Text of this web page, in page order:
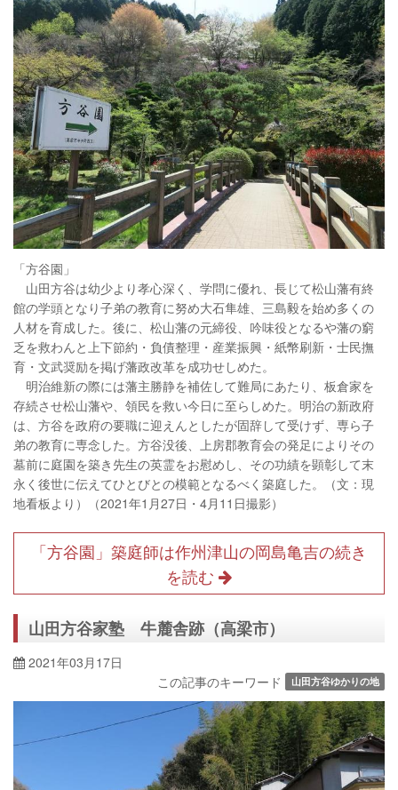
「方谷園」
山田方谷は幼少より孝心深く、学問に優れ、長じて松山藩有終
館の学頭となり子弟の教育に努め大石隼雄、三島毅を始め多くの
人材を育成した。後に、松山藩の元締役、吟味役となるや藩の窮
乏を救わんと上下節約・負債整理・産業振興・紙幣刷新・士民撫
育・文武奨励を掲げ藩政改革を成功せしめた。
明治維新の際には藩主勝静を補佐して難局にあたり、板倉家を
存続させ松山藩や、領民を救い今日に至らしめた。明治の新政府
は、方谷を政府の要職に迎えんとしたが固辞して受けず、専ら子
弟の教育に専念した。方谷没後、上房郡教育会の発足によりその
墓前に庭園を築き先生の英霊をお慰めし、その功績を顕彰して末
永く後世に伝えてひとびとの模範となるべく築庭した。（文：現
地看板より）（2021年1月27日・4月11日撮影）
「方谷園」築庭師は作州津山の岡島亀吉の続き
を読む
山田方谷家塾 牛麓舎跡（高梁市）
2021年03月17日
この記事のキーワード
山田方谷ゆかりの地